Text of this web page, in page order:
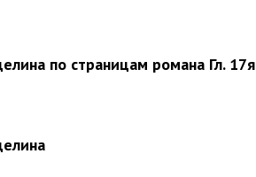
по страницам романа Гл. 17я